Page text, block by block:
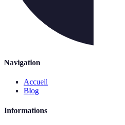
Navigation
Accueil
Blog
Informations